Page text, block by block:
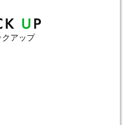
クアップ